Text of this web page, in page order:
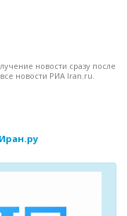
новости сразу после
новости РИА Iran.ru.